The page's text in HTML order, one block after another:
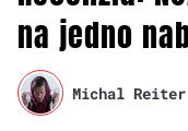
na jedno
Michal Reiter